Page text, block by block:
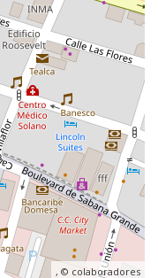
, © colaboradores